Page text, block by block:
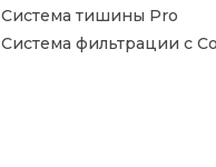
Система тишины Pro
Система фильтрации с